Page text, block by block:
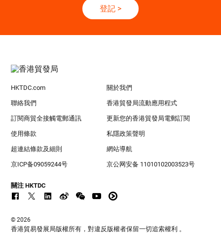
登記 >
HKTDC.com 關於我們
聯絡我們 香港貿發局流動應用程式
訂閱商貿全接觸電郵通訊 更新您的香港貿發局電郵訂閱
使用條款 私隱政策聲明
超連結條款及細則 網站導航
京ICP备09059244号 京公网安备 11010102003523号
關注 HKTDC
© 2026
香港貿易發展局版權所有，對違反版權者保留一切追索權利 。